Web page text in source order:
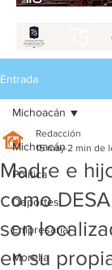
Entrada
Michoacán
Política
Deportes
Empresarial
Morelia
Michoacán
Madre e
como
son
en su
Redacción
15 may 2 min de